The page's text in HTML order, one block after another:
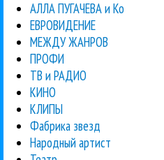
АЛЛА ПУГАЧЕВА и Ко
ЕВРОВИДЕНИЕ
МЕЖДУ ЖАНРОВ
ПРОФИ
ТВ и РАДИО
КИНО
КЛИПЫ
Фабрика звезд
Народный артист